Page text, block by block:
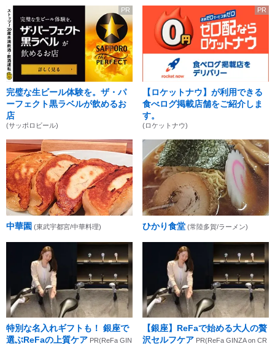
PR
完璧な生ビール体験を。ザ・パ
ーフェクト黒ラベルが飲めるお
店
(サッポロビール)
PR
【ロケットナウ】が利用できる
食べログ掲載店舗をご紹介しま
す。
(ロケットナウ)
中華園 (東武宇都宮/中華料理) ひかり食堂 (常陸多賀/ラーメン)
特別な名入れギフトも！ 銀座で
選ぶReFaの上質ケア PR(ReFa GIN
【銀座】ReFaで始める大人の贅
沢セルフケア PR(ReFa GINZA on CR